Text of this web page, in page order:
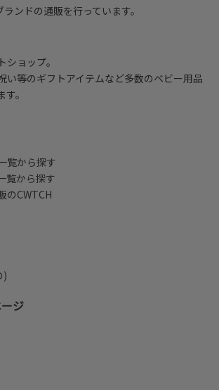
ンドの通販を行っています。
ョップ。
い等のギフトアイテムなど多数のベビー用品
。
覧から探す
覧から探す
のCWTCH
)
ジ